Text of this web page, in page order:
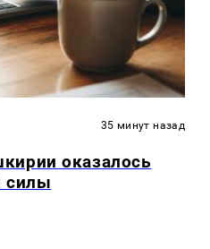
35 минут назад
оказалось
силы